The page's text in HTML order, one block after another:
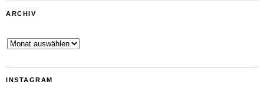
ARCHIV
Archiv
INSTAGRAM